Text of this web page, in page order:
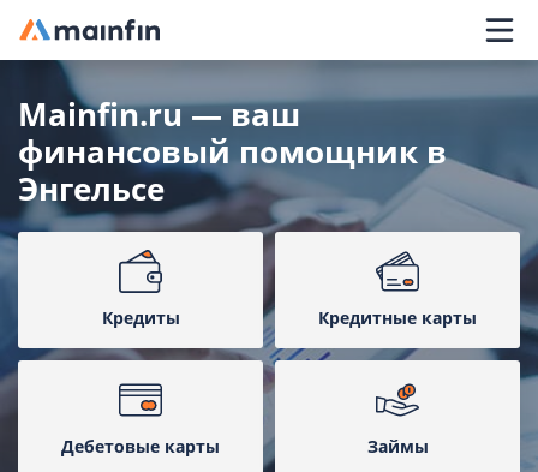
Главное меню
Mainfin.ru — ваш
финансовый помощник в
Энгельсе
Кредиты Кредитные карты
Дебетовые карты Займы